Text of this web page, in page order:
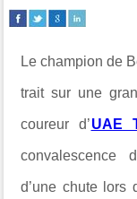
Le champion de
trait sur une
coureur d’UAE
convalescence
d’une chute lors